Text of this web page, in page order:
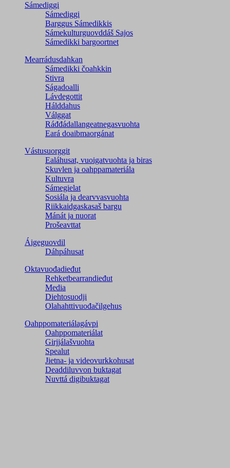
Sámediggi
Sámediggi
Barggus Sámedikkis
Sámekulturguovddáš Sajos
Sámedikki bargoortnet
Mearrádusdahkan
Sámedikki čoahkkin
Stivra
Ságadoalli
Lávdegottit
Hálddahus
Válggat
Ráđđádallangeatnegas­vuohta
Eará doaibmaorgánat
Vástusuorggit
Ealáhusat, vuoigatvuohta ja biras
Skuvlen ja oahppamateriála
Kultuvra
Sámegielat
Sosiála ja dearvvasvuohta
Riikkaidgaskasaš bargu
Mánát ja nuorat
Prošeavttat
Áigeguovdil
Dáhpáhusat
Oktavuođadieđut
Rehketbearrandieđut
Media
Diehtosuodji
Olahahttivuođačilgehus
Oahppomateriálagávpi
Oahppomateriálat
Girjjálašvuohta
Spealut
Jietna- ja videovurkkohusat
Deaddiluvvon buktagat
Nuvttá digibuktagat